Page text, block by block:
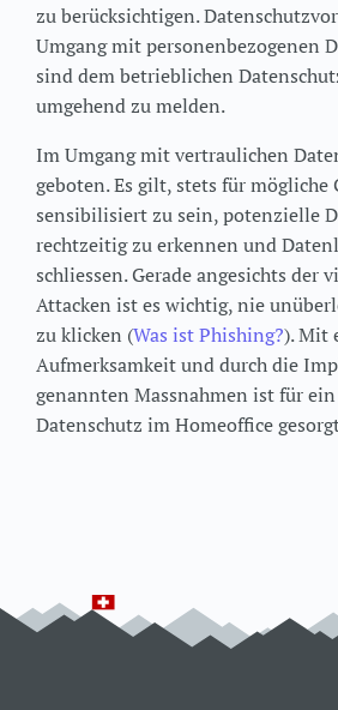
zu berücksichtigen.
Umgang mit personenbezogenen
sind dem betrieblichen
umgehend zu melden.
Im Umgang mit vertraulichen
geboten. Es gilt, stets für mögliche
sensibilisiert zu sein, potenzielle
rechtzeitig zu erkennen und
schliessen. Gerade angesichts der
Attacken ist es wichtig, nie
zu klicken (Was ist Phishing?). Mit
Aufmerksamkeit und durch die
genannten Massnahmen ist für ein
Datenschutz im Homeoffice